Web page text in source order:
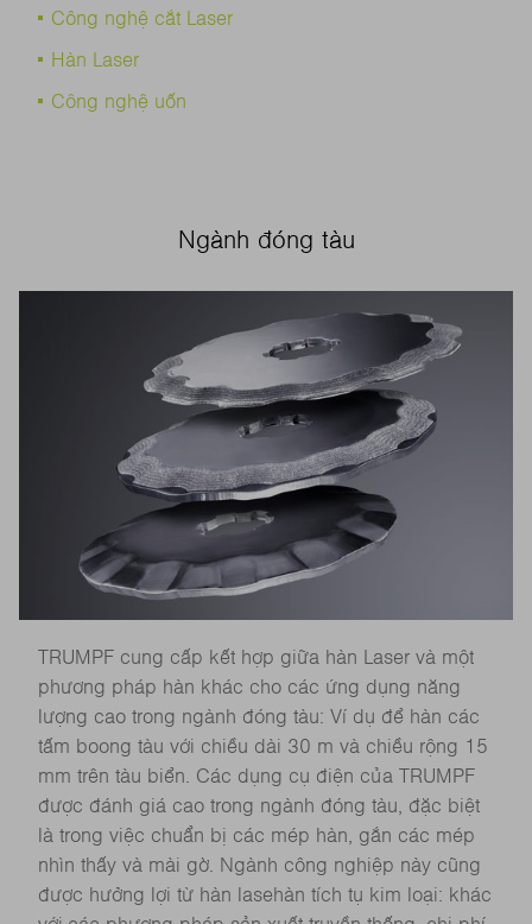
Công nghệ cắt Laser
Hàn Laser
Công nghệ uốn
Ngành đóng tàu
TRUMPF cung cấp kết hợp giữa hàn Laser và một
phương pháp hàn khác cho các ứng dụng năng
lượng cao trong ngành đóng tàu: Ví dụ để hàn các
tấm boong tàu với chiều dài 30 m và chiều rộng 15
mm trên tàu biển. Các dụng cụ điện của TRUMPF
được đánh giá cao trong ngành đóng tàu, đặc biệt
là trong việc chuẩn bị các mép hàn, gắn các mép
nhìn thấy và mài gờ. Ngành công nghiệp này cũng
được hưởng lợi từ hàn lasehàn tích tụ kim loại: khác